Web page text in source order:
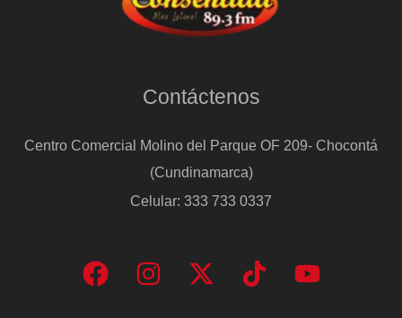
Contáctenos
Centro Comercial Molino del Parque OF 209- Chocontá
(Cundinamarca)
Celular: 333 733 0337